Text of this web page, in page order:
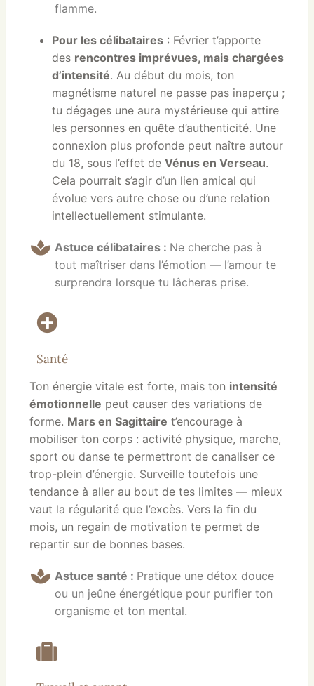
flamme.
Pour les célibataires : Février t’apporte
des rencontres imprévues, mais chargées
d’intensité. Au début du mois, ton
magnétisme naturel ne passe pas inaperçu ;
tu dégages une aura mystérieuse qui attire
les personnes en quête d’authenticité. Une
connexion plus profonde peut naître autour
du 18, sous l’effet de Vénus en Verseau.
Cela pourrait s’agir d’un lien amical qui
évolue vers autre chose ou d’une relation
intellectuellement stimulante.
Astuce célibataires : Ne cherche pas à
tout maîtriser dans l’émotion — l’amour te
surprendra lorsque tu lâcheras prise.
Santé
Ton énergie vitale est forte, mais ton intensité
émotionnelle peut causer des variations de
forme. Mars en Sagittaire t’encourage à
mobiliser ton corps : activité physique, marche,
sport ou danse te permettront de canaliser ce
trop-plein d’énergie. Surveille toutefois une
tendance à aller au bout de tes limites — mieux
vaut la régularité que l’excès. Vers la fin du
mois, un regain de motivation te permet de
repartir sur de bonnes bases.
Astuce santé : Pratique une détox douce
ou un jeûne énergétique pour purifier ton
organisme et ton mental.